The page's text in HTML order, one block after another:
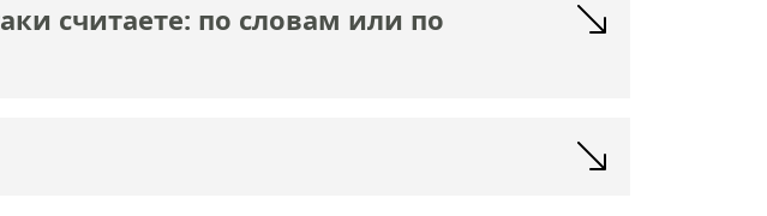
считаете: по словам или по